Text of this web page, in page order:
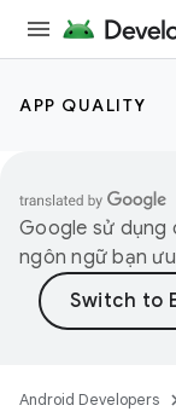
APP QUALITY
Google sử dụng
ngôn ngữ bạn
Android Developers